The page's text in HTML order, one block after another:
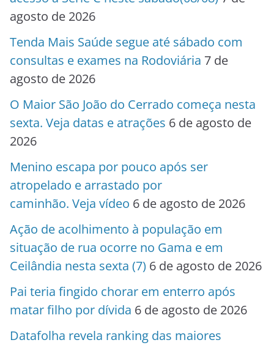
agosto de 2026
Tenda Mais Saúde segue até sábado com
consultas e exames na Rodoviária 7 de
agosto de 2026
O Maior São João do Cerrado começa nesta
sexta. Veja datas e atrações 6 de agosto de
2026
Menino escapa por pouco após ser
atropelado e arrastado por
caminhão. Veja vídeo 6 de agosto de 2026
Ação de acolhimento à população em
situação de rua ocorre no Gama e em
Ceilândia nesta sexta (7) 6 de agosto de 2026
Pai teria fingido chorar em enterro após
matar filho por dívida 6 de agosto de 2026
Datafolha revela ranking das maiores